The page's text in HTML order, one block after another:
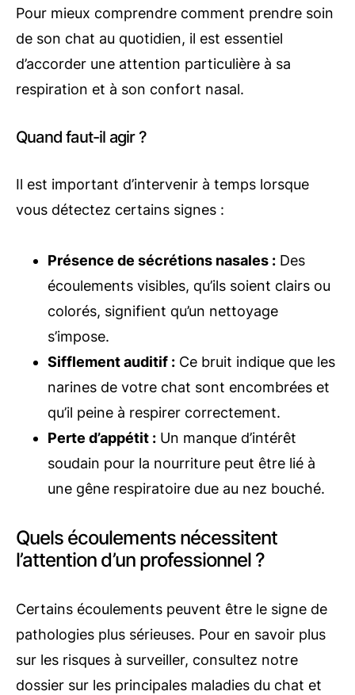
Pour mieux comprendre comment prendre soin
de son chat au quotidien, il est essentiel
d’accorder une attention particulière à sa
respiration et à son confort nasal.
Quand faut-il agir ?
Il est important d’intervenir à temps lorsque
vous détectez certains signes :
Présence de sécrétions nasales : Des
écoulements visibles, qu’ils soient clairs ou
colorés, signifient qu’un nettoyage
s’impose.
Sifflement auditif : Ce bruit indique que les
narines de votre chat sont encombrées et
qu’il peine à respirer correctement.
Perte d’appétit : Un manque d’intérêt
soudain pour la nourriture peut être lié à
une gêne respiratoire due au nez bouché.
Quels écoulements nécessitent
l’attention d’un professionnel ?
Certains écoulements peuvent être le signe de
pathologies plus sérieuses. Pour en savoir plus
sur les risques à surveiller, consultez notre
dossier sur les principales maladies du chat et